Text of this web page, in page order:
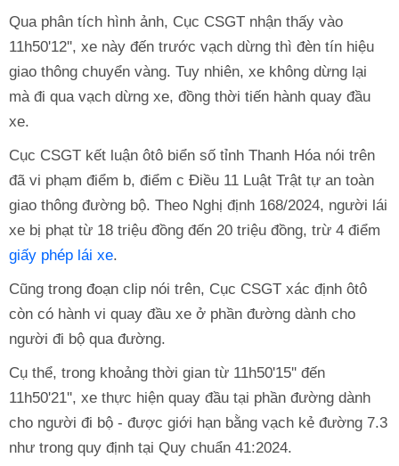
Qua phân tích hình ảnh, Cục CSGT nhận thấy vào
11h50'12'', xe này đến trước vạch dừng thì đèn tín hiệu
giao thông chuyển vàng. Tuy nhiên, xe không dừng lại
mà đi qua vạch dừng xe, đồng thời tiến hành quay đầu
xe.
Cục CSGT kết luận ôtô biển số tỉnh Thanh Hóa nói trên
đã vi phạm điểm b, điểm c Điều 11 Luật Trật tự an toàn
giao thông đường bộ. Theo Nghị định 168/2024, người lái
xe bị phạt từ 18 triệu đồng đến 20 triệu đồng, trừ 4 điểm
giấy phép lái xe.
Cũng trong đoạn clip nói trên, Cục CSGT xác định ôtô
còn có hành vi quay đầu xe ở phần đường dành cho
người đi bộ qua đường.
Cụ thể, trong khoảng thời gian từ 11h50'15'' đến
11h50'21'', xe thực hiện quay đầu tại phần đường dành
cho người đi bộ - được giới hạn bằng vạch kẻ đường 7.3
như trong quy định tại Quy chuẩn 41:2024.